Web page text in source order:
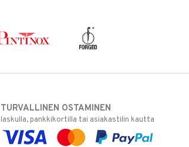
TURVALLINEN OSTAMINEN
laskulla, pankkikortilla tai asiakastilin kautta